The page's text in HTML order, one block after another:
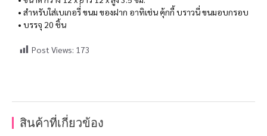
• สำหรับใส่เบเกอรี่่ ขนม ของฝาก อาทิเช่น คุ้กกี้ บราวนี่ ขนมอบกรอบ
• บรรจุ 20 ชิ้น
Post Views: 173
สินค้าที่เกี่ยวข้อง